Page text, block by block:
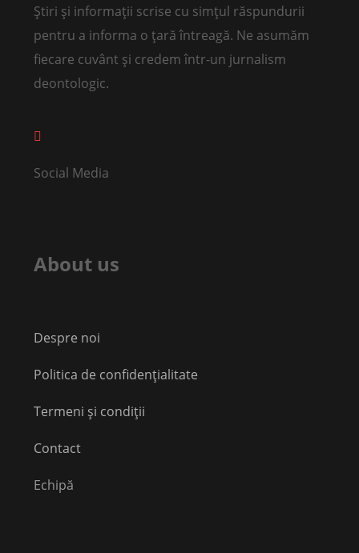
Știri și informații scrise cu simțul răspundurii
pentru a informa o țară întreagă. Ne asumăm
fiecare cuvânt și credem într-un jurnalism
deontologic.
Social Media
About us
Despre noi
Politica de confidențialitate
Termeni și condiții
Contact
Echipă